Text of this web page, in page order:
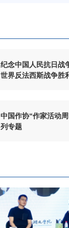
纪念中国人民抗日战
世界反法西斯战争胜
中国作协“作家活动
列专题